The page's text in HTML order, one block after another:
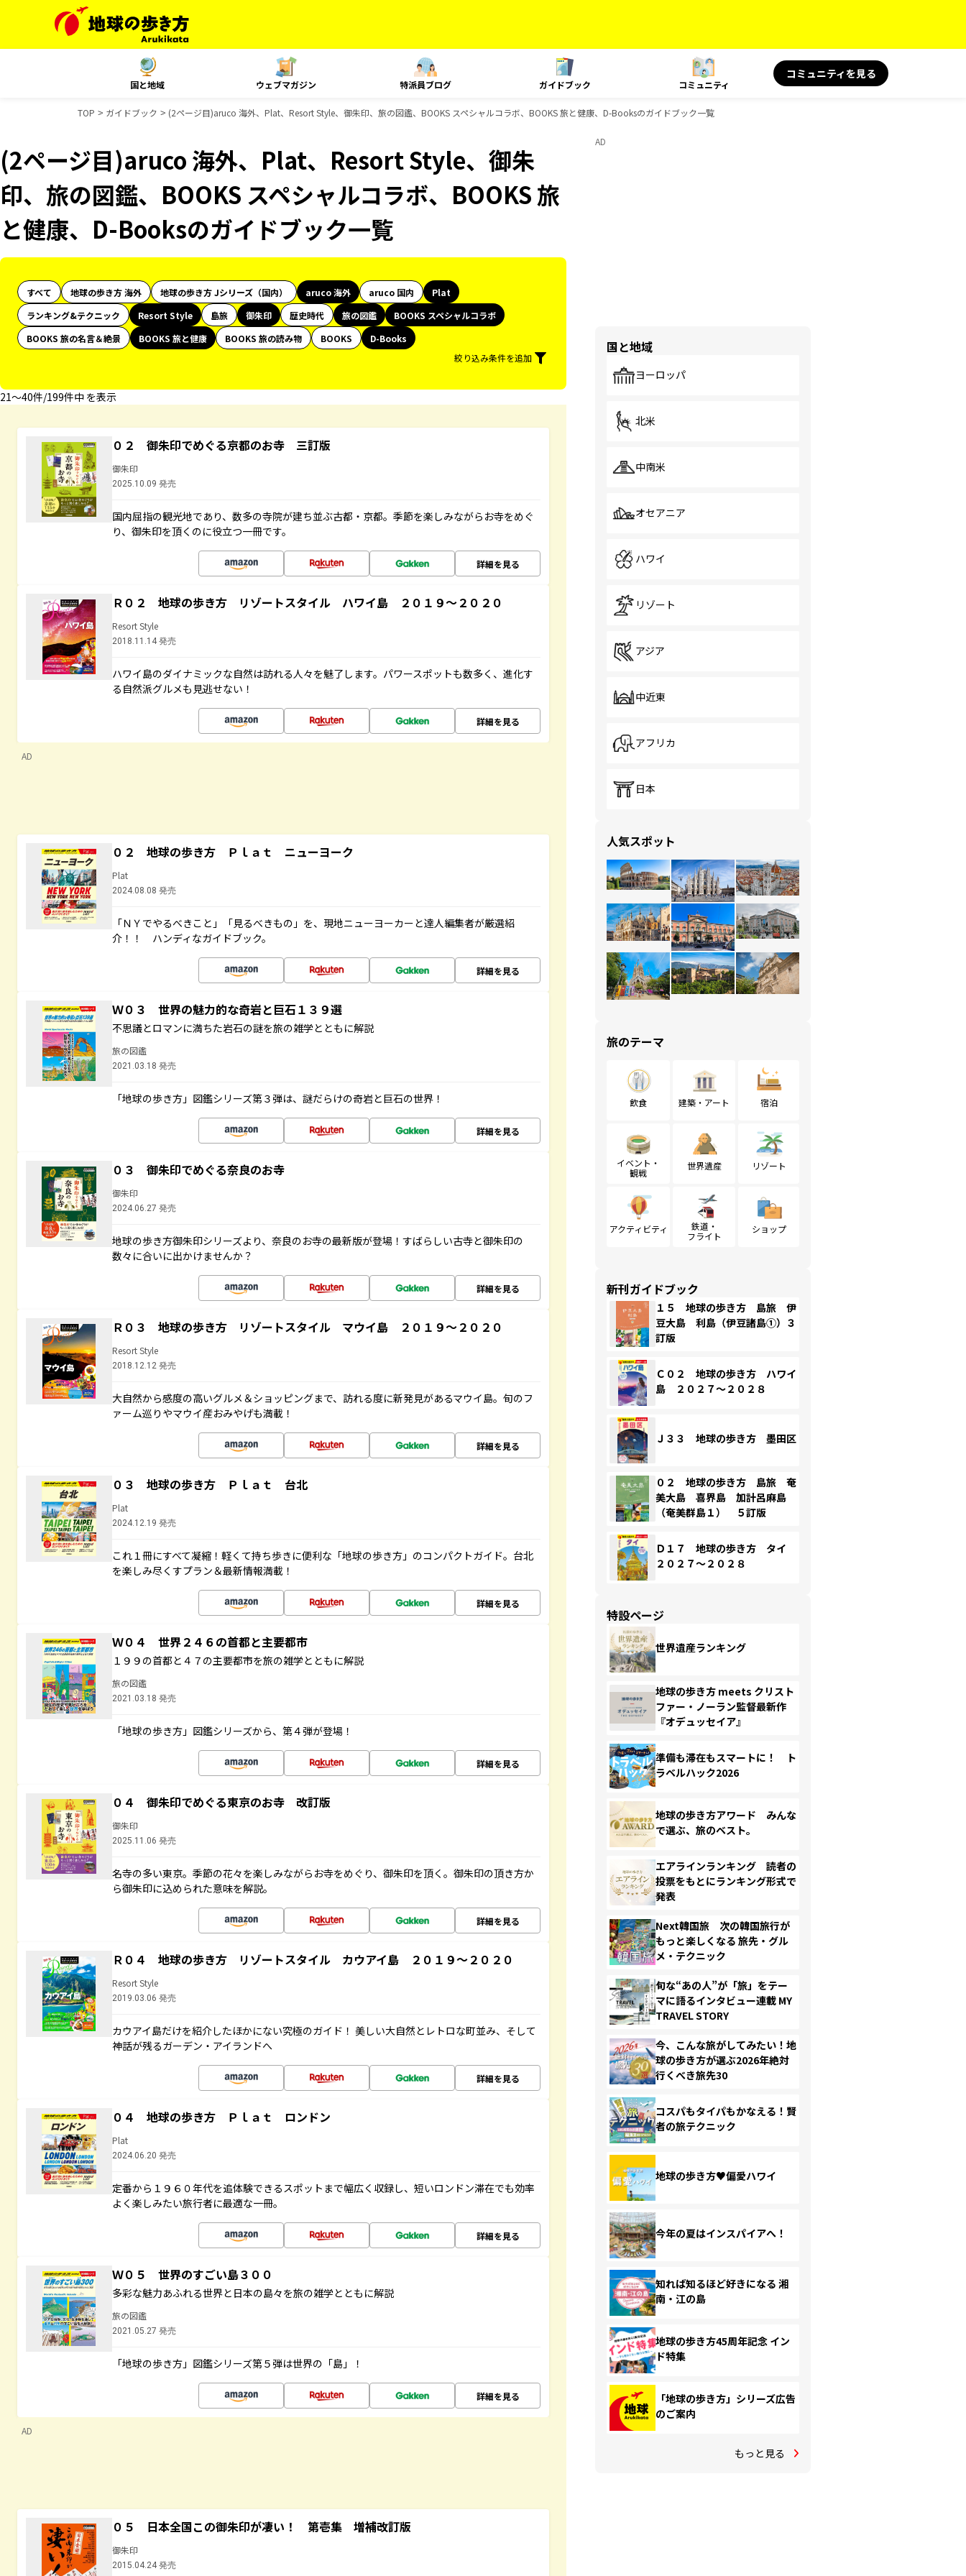
国と地域 ウェブマガジン 特派員ブログ ガイドブック コミュニティ
コミュニティを見る
TOP ガイドブック (2ページ目)aruco 海外、Plat、Resort Style、御朱印、旅の図鑑、BOOKS スペシャルコラボ、BOOKS 旅と健康、D-Booksのガイドブック一覧
(2ページ目)aruco 海外、Plat、Resort Style、御朱
印、旅の図鑑、BOOKS スペシャルコラボ、BOOKS 旅
と健康、D-Booksのガイドブック一覧
すべて 地球の歩き方 海外 地球の歩き方 Jシリーズ（国内） aruco 海外 aruco 国内
Plat
ランキング&テクニック
Resort Style 島旅 御朱印 歴史時代 旅の図鑑
BOOKS スペシャルコラボ
BOOKS 旅の名言＆絶景
BOOKS 旅と健康 BOOKS 旅の読み物 BOOKS
D-Books
絞り込み条件を追加
21〜40件/199件中 を表示
０２ 御朱印でめぐる京都のお寺 三訂版
御朱印
2025.10.09 発売
国内屈指の観光地であり、数多の寺院が建ち並ぶ古都・京都。季節を楽しみながらお寺をめぐ
り、御朱印を頂くのに役立つ一冊です。
詳細を見る
Ｒ０２ 地球の歩き方 リゾートスタイル ハワイ島 ２０１９～２０２０
Resort Style
2018.11.14 発売
ハワイ島のダイナミックな自然は訪れる人々を魅了します。パワースポットも数多く、進化す
る自然派グルメも見逃せない！
詳細を見る
AD
０２ 地球の歩き方 Ｐｌａｔ ニューヨーク
Plat
2024.08.08 発売
「ＮＹでやるべきこと」「見るべきもの」を、現地ニューヨーカーと達人編集者が厳選紹
介！！ ハンディなガイドブック。
詳細を見る
Ｗ０３ 世界の魅力的な奇岩と巨石１３９選
不思議とロマンに満ちた岩石の謎を旅の雑学とともに解説
旅の図鑑
2021.03.18 発売
「地球の歩き方」図鑑シリーズ第３弾は、謎だらけの奇岩と巨石の世界！
詳細を見る
０３ 御朱印でめぐる奈良のお寺
御朱印
2024.06.27 発売
地球の歩き方御朱印シリーズより、奈良のお寺の最新版が登場！すばらしい古寺と御朱印の
数々に合いに出かけませんか？
詳細を見る
Ｒ０３ 地球の歩き方 リゾートスタイル マウイ島 ２０１９～２０２０
Resort Style
2018.12.12 発売
大自然から感度の高いグルメ＆ショッピングまで、訪れる度に新発見があるマウイ島。旬のフ
ァーム巡りやマウイ産おみやげも満載！
詳細を見る
０３ 地球の歩き方 Ｐｌａｔ 台北
Plat
2024.12.19 発売
これ１冊にすべて凝縮！軽くて持ち歩きに便利な「地球の歩き方」のコンパクトガイド。台北
を楽しみ尽くすプラン＆最新情報満載！
詳細を見る
Ｗ０４ 世界２４６の首都と主要都市
１９９の首都と４７の主要都市を旅の雑学とともに解説
旅の図鑑
2021.03.18 発売
「地球の歩き方」図鑑シリーズから、第４弾が登場！
詳細を見る
０４ 御朱印でめぐる東京のお寺 改訂版
御朱印
2025.11.06 発売
名寺の多い東京。季節の花々を楽しみながらお寺をめぐり、御朱印を頂く。御朱印の頂き方か
ら御朱印に込められた意味を解説。
詳細を見る
Ｒ０４ 地球の歩き方 リゾートスタイル カウアイ島 ２０１９～２０２０
Resort Style
2019.03.06 発売
カウアイ島だけを紹介したほかにない究極のガイド！ 美しい大自然とレトロな町並み、そして
神話が残るガーデン・アイランドへ
詳細を見る
０４ 地球の歩き方 Ｐｌａｔ ロンドン
Plat
2024.06.20 発売
定番から１９６０年代を追体験できるスポットまで幅広く収録し、短いロンドン滞在でも効率
よく楽しみたい旅行者に最適な一冊。
詳細を見る
Ｗ０５ 世界のすごい島３００
多彩な魅力あふれる世界と日本の島々を旅の雑学とともに解説
旅の図鑑
2021.05.27 発売
「地球の歩き方」図鑑シリーズ第５弾は世界の「島」！
詳細を見る
AD
０５ 日本全国この御朱印が凄い！ 第壱集 増補改訂版
御朱印
2015.04.24 発売
AD
国と地域
ヨーロッパ
北米
中南米
オセアニア
ハワイ
リゾート
アジア
中近東
アフリカ
日本
人気スポット
旅のテーマ
飲食 建築・アート 宿泊
イベント・
観戦
世界遺産 リゾート
アクティビティ
鉄道・
フライト
ショップ
新刊ガイドブック
１５ 地球の歩き方 島旅 伊
豆大島 利島（伊豆諸島①）３
訂版
Ｃ０２ 地球の歩き方 ハワイ
島 ２０２７～２０２８
Ｊ３３ 地球の歩き方 墨田区
０２ 地球の歩き方 島旅 奄
美大島 喜界島 加計呂麻島
（奄美群島１） ５訂版
Ｄ１７ 地球の歩き方 タイ
２０２７～２０２８
特設ページ
世界遺産ランキング
地球の歩き方 meets クリスト
ファー・ノーラン監督最新作
『オデュッセイア』
準備も滞在もスマートに！ ト
ラベルハック2026
地球の歩き方アワード みんな
で選ぶ、旅のベスト。
エアラインランキング 読者の
投票をもとにランキング形式で
発表
Next韓国旅 次の韓国旅行が
もっと楽しくなる 旅先・グル
メ・テクニック
旬な“あの人”が「旅」をテー
マに語るインタビュー連載 MY
TRAVEL STORY
今、こんな旅がしてみたい！地
球の歩き方が選ぶ2026年絶対
行くべき旅先30
コスパもタイパもかなえる！賢
者の旅テクニック
地球の歩き方♥偏愛ハワイ
今年の夏はインスパイアへ！
知れば知るほど好きになる 湘
南・江の島
地球の歩き方45周年記念 イン
ド特集
「地球の歩き方」シリーズ広告
のご案内
もっと見る